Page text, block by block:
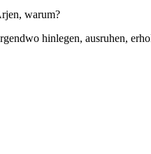
warum?
hinlegen, ausruhen,